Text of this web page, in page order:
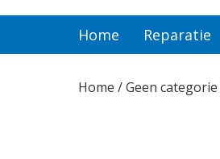
Home Reparatie
Home /Geen categorie